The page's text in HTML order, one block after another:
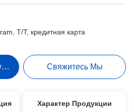
T/T, кредитная карта
Цену Свяжитесь Мы
Характер Продукции